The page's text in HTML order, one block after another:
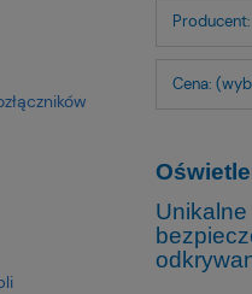
Cena: